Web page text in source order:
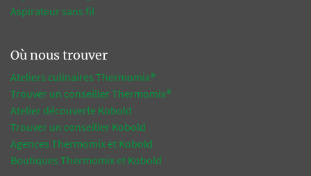
Aspirateur sans fil
Où nous trouver
Ateliers culinaires Thermomix®
Trouver un conseiller Thermomix®
Atelier découverte Kobold
Trouver un conseiller Kobold
Agences Thermomix et Kobold
Boutiques Thermomix et Kobold